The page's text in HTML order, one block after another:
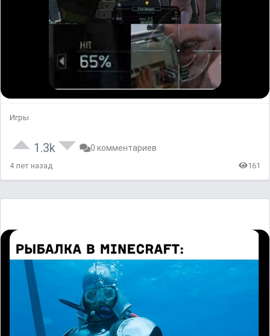
Игры
1.3k 0 комментариев
4 лет назад 161